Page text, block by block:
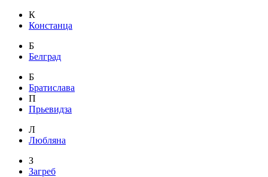
К
Констанца
Б
Белград
Б
Братислава
П
Прьевидза
Л
Любляна
З
Загреб